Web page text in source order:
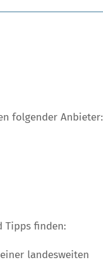
folgender Anbieter:
Tipps finden:
landesweiten